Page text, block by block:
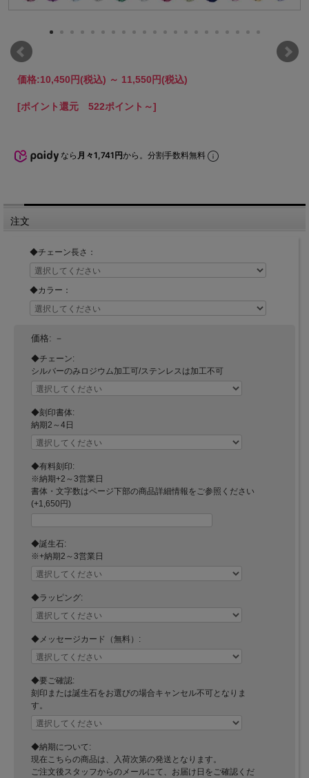
価格:10,450円(税込) ～ 11,550円(税込)
[ポイント還元 522ポイント～]
なら 月々1,741円から。分割手数料無料
注文
◆チェーン長さ：
◆カラー：
価格: －
◆チェーン:
シルバーのみロジウム加工可/ステンレスは加工不可
◆刻印書体:
納期2～4日
◆有料刻印:
※納期+2～3営業日
書体・文字数はページ下部の商品詳細情報をご参照ください
(+1,650円)
◆誕生石:
※+納期2～3営業日
◆ラッピング:
◆メッセージカード（無料）:
◆要ご確認:
刻印または誕生石をお選びの場合キャンセル不可となりま
す。
◆納期について:
現在こちらの商品は、入荷次第の発送となります。
ご注文後スタッフからのメールにて、お届け日をご確認くだ